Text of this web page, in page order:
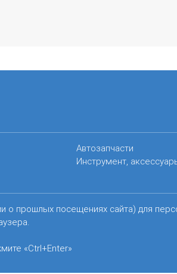
Автозапчасти
Инструмент,
о прошлых посещениях сайта) для
«Ctrl+Enter»